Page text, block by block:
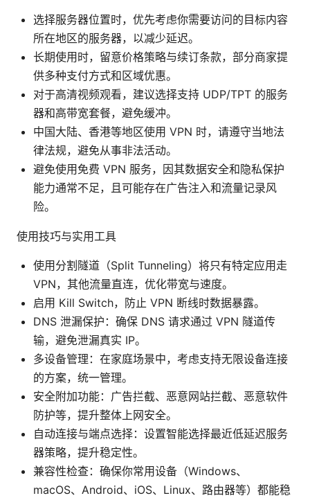
选择服务器位置时，优先考虑你需要访问的目标内容
所在地区的服务器，以减少延迟。
长期使用时，留意价格策略与续订条款，部分商家提
供多种支付方式和区域优惠。
对于高清视频观看，建议选择支持 UDP/TPT 的服务
器和高带宽套餐，避免缓冲。
中国大陆、香港等地区使用 VPN 时，请遵守当地法
律法规，避免从事非法活动。
避免使用免费 VPN 服务，因其数据安全和隐私保护
能力通常不足，且可能存在广告注入和流量记录风
险。
使用技巧与实用工具
使用分割隧道（Split Tunneling）将只有特定应用走
VPN，其他流量直连，优化带宽与速度。
启用 Kill Switch，防止 VPN 断线时数据暴露。
DNS 泄漏保护：确保 DNS 请求通过 VPN 隧道传
输，避免泄漏真实 IP。
多设备管理：在家庭场景中，考虑支持无限设备连接
的方案，统一管理。
安全附加功能：广告拦截、恶意网站拦截、恶意软件
防护等，提升整体上网安全。
自动连接与端点选择：设置智能选择最近低延迟服务
器策略，提升稳定性。
兼容性检查：确保你常用设备（Windows、
macOS、Android、iOS、Linux、路由器等）都能稳